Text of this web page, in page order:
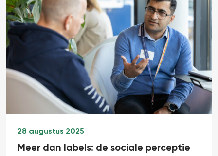
28 augustus 2025
Meer dan labels: de sociale perceptie